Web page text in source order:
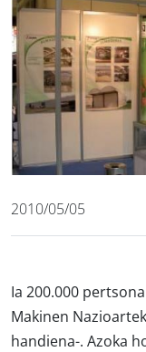
2010/05/05
Ia 200.000
Makinen
handiena-. Azoka